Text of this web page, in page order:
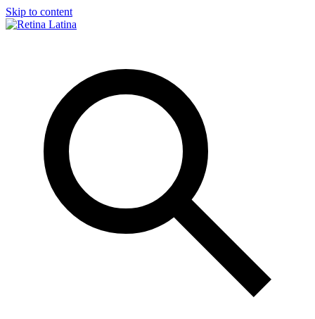
Skip to content